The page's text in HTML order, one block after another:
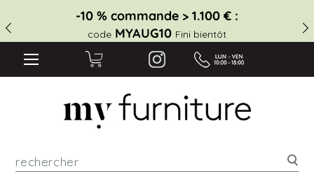
-10 % commande > 1.100 € :
code MYAUG10 Fini bientôt